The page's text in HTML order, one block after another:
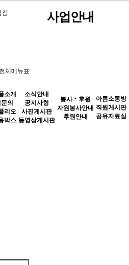
사업안내
임가공사업
시설인증서현황
전체메뉴표
소개
의
리오
박스
소식안내
공지사항
사진게시판
동영상게시판
봉사‧후원
자원봉사안내
후원안내
아름소통방
직원게시판
공유자료실